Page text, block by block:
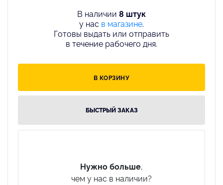
В наличии 8 штук
у нас в магазине.
Готовы выдать или отправить
в течение рабочего дня.
В КОРЗИНУ
БЫСТРЫЙ ЗАКАЗ
Нужно больше,
чем у нас в наличии?